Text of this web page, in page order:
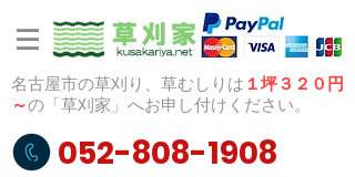
名古屋市の草刈り、草むしりは １坪３２０円
～の「草刈家」へお申し付けください。
052-808-1908